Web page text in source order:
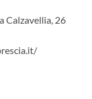
Calzavellia, 26